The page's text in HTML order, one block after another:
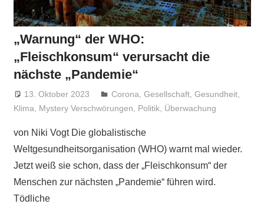
„Warnung“ der WHO:
„Fleischkonsum“ verursacht die
nächste „Pandemie“
13. Oktober 2023 Niki Vogt
Corona ,Gesellschaft ,Gesundheit
Klima
Mystery Verschwörungen Politik, Überwachung
von Niki Vogt Die globalistische
Weltgesundheitsorganisation (WHO) warnt mal wieder.
Jetzt weiß sie schon, dass der „Fleischkonsum“ der
Menschen zur nächsten „Pandemie“ führen wird.
Tödliche